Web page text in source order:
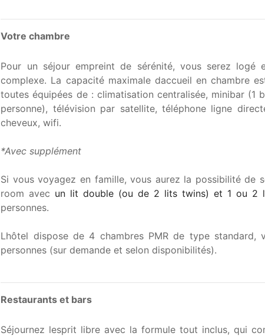
Votre chambre
Pour un séjour empreint de sérénité, vous serez
complexe. La capacité maximale daccueil en chambre
toutes équipées de : climatisation centralisée, minibar (1
personne), télévision par satellite, téléphone ligne
cheveux, wifi.
*Avec supplément
Si vous voyagez en famille, vous aurez la possibilité de
room avec un lit double (ou de 2 lits twins) et 1 ou 2
personnes.
Lhôtel dispose de 4 chambres PMR de type
personnes (sur demande et selon disponibilités).
Restaurants et bars
Séjournez lesprit libre avec la formule tout inclus, qui